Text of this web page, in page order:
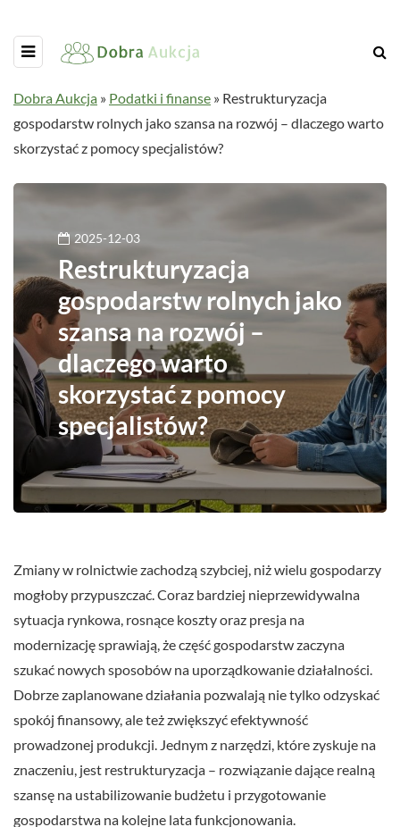
Dobra Aukcja » Podatki i finanse » Restrukturyzacja
gospodarstw rolnych jako szansa na rozwój – dlaczego warto
skorzystać z pomocy specjalistów?
2025-12-03
Restrukturyzacja
gospodarstw rolnych jako
szansa na rozwój –
dlaczego warto
skorzystać z pomocy
specjalistów?
Zmiany w rolnictwie zachodzą szybciej, niż wielu gospodarzy
mogłoby przypuszczać. Coraz bardziej nieprzewidywalna
sytuacja rynkowa, rosnące koszty oraz presja na
modernizację sprawiają, że część gospodarstw zaczyna
szukać nowych sposobów na uporządkowanie działalności.
Dobrze zaplanowane działania pozwalają nie tylko odzyskać
spokój finansowy, ale też zwiększyć efektywność
prowadzonej produkcji. Jednym z narzędzi, które zyskuje na
znaczeniu, jest restrukturyzacja – rozwiązanie dające realną
szansę na ustabilizowanie budżetu i przygotowanie
gospodarstwa na kolejne lata funkcjonowania.